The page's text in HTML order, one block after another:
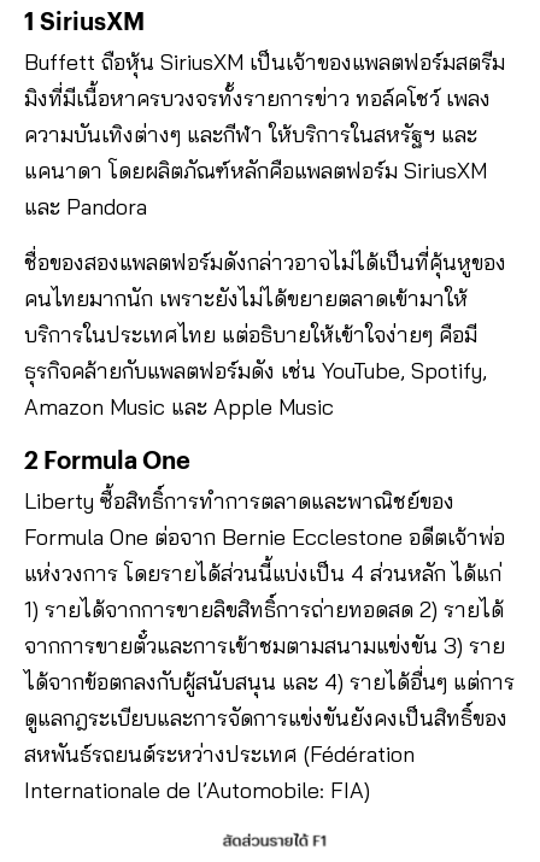
1 SiriusXM
Buffett ถือหุ้น SiriusXM เป็นเจ้าของแพลตฟอร์มสตรีม
มิงที่มีเนื้อหาครบวงจรทั้งรายการข่าว ทอล์คโชว์ เพลง
ความบันเทิงต่างๆ และกีฬา ให้บริการในสหรัฐฯ และ
แคนาดา โดยผลิตภัณฑ์หลักคือแพลตฟอร์ม SiriusXM
และ Pandora
ชื่อของสองแพลตฟอร์มดังกล่าวอาจไม่ได้เป็นที่คุ้นหูของ
คนไทยมากนัก เพราะยังไม่ได้ขยายตลาดเข้ามาให้
บริการในประเทศไทย แต่อธิบายให้เข้าใจง่ายๆ คือมี
ธุรกิจคล้ายกับแพลตฟอร์มดัง เช่น YouTube, Spotify,
Amazon Music และ Apple Music
2 Formula One
Liberty ซื้อสิทธิ์การทำการตลาดและพาณิชย์ของ
Formula One ต่อจาก Bernie Ecclestone อดีตเจ้าพ่อ
แห่งวงการ โดยรายได้ส่วนนี้แบ่งเป็น 4 ส่วนหลัก ได้แก่
1) รายได้จากการขายลิขสิทธิ์การถ่ายทอดสด 2) รายได้
จากการขายตั๋วและการเข้าชมตามสนามแข่งขัน 3) ราย
ได้จากข้อตกลงกับผู้สนับสนุน และ 4) รายได้อื่นๆ แต่การ
ดูแลกฎระเบียบและการจัดการแข่งขันยังคงเป็นสิทธิ์ของ
สหพันธ์รถยนต์ระหว่างประเทศ (Fédération
Internationale de l’Automobile: FIA)